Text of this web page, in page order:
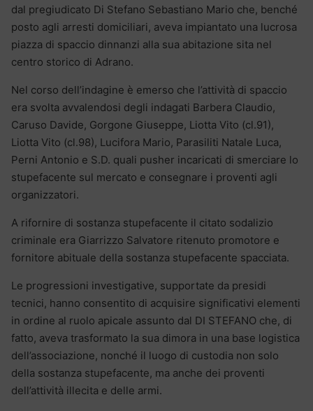
dal pregiudicato Di Stefano Sebastiano Mario che, benché
posto agli arresti domiciliari, aveva impiantato una lucrosa
piazza di spaccio dinnanzi alla sua abitazione sita nel
centro storico di Adrano.
Nel corso dell’indagine è emerso che l’attività di spaccio
era svolta avvalendosi degli indagati Barbera Claudio,
Caruso Davide, Gorgone Giuseppe, Liotta Vito (cl.91),
Liotta Vito (cl.98), Lucifora Mario, Parasiliti Natale Luca,
Perni Antonio e S.D. quali pusher incaricati di smerciare lo
stupefacente sul mercato e consegnare i proventi agli
organizzatori.
A rifornire di sostanza stupefacente il citato sodalizio
criminale era Giarrizzo Salvatore ritenuto promotore e
fornitore abituale della sostanza stupefacente spacciata.
Le progressioni investigative, supportate da presidi
tecnici, hanno consentito di acquisire significativi elementi
in ordine al ruolo apicale assunto dal DI STEFANO che, di
fatto, aveva trasformato la sua dimora in una base logistica
dell’associazione, nonché il luogo di custodia non solo
della sostanza stupefacente, ma anche dei proventi
dell’attività illecita e delle armi.